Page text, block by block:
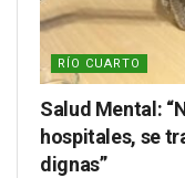
RÍO CUARTO
Salud Mental:
hospitales, se
dignas”